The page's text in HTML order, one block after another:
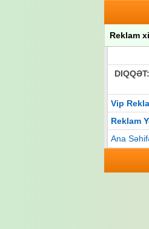
Reklam
DIQQƏT:
Vip
Reklam
Ana